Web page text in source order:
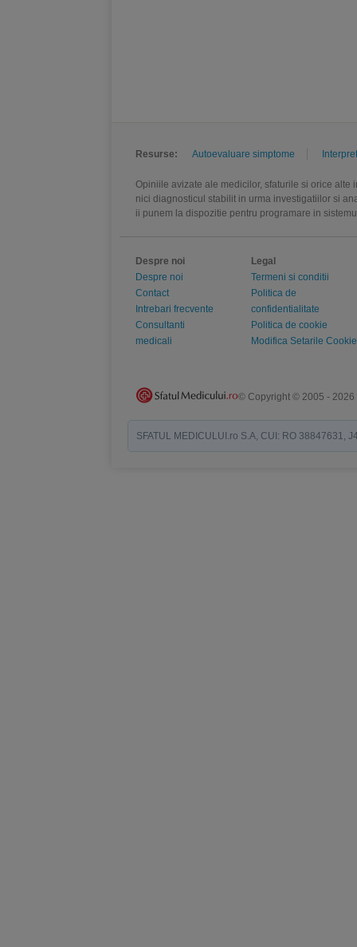
Resurse: Autoevaluare simptome
Opiniile avizate ale medicilor, sfaturile si orice
nici diagnosticul stabilit in urma investigatiilor si
ii punem la dispozitie pentru programare in
Despre noi
Despre noi
Contact
Intrebari frecvente
Consultanti
medicali
Legal
Termeni si conditii
Politica de
confidentialitate
Politica de cookie
Modifica Setarile Cookie
© Copyright © 2005 - 2026
SFATUL MEDICULUI.ro S.A, CUI: RO 38847631,